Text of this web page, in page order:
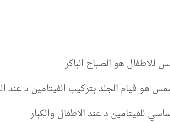
هو الصباح الباكر
هو قيام الجلد بتركيب الفيتامين د
للفيتامين د عند الاطفال والكبار